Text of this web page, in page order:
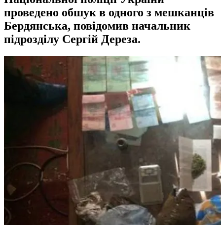
проведено обшук в одного з мешканців
Бердянська, повідомив начальник
підрозділу Сергій Дереза.